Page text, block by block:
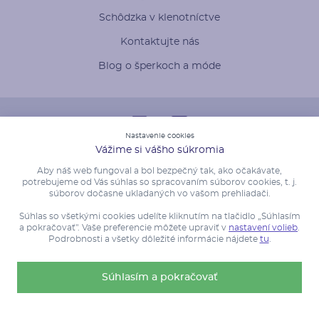
Nastavenie cookies
Vážime si vášho súkromia
Aby náš web fungoval a bol bezpečný tak, ako očakávate,
potrebujeme od Vás súhlas so spracovaním súborov cookies, t. j.
súborov dočasne ukladaných vo vašom prehliadači.
Súhlas so všetkými cookies udelíte kliknutím na tlačidlo „Súhlasím
a pokračovať". Vaše preferencie môžete upraviť v nastavení volieb
Podrobnosti a všetky dôležité informácie nájdete tu
Súhlasím a pokračovať
Schôdzka v klenotníctve
Kontaktujte nás
Blog o šperkoch a móde